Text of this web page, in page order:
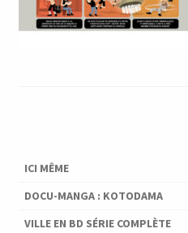
ICI MÊME
DOCU-MANGA : KOTODAMA
VILLE EN BD SÉRIE COMPLÈTE